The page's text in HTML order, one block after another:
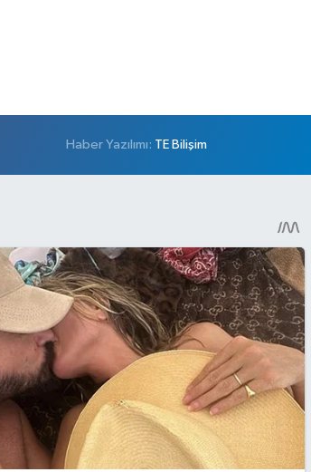
Haber Yazılımı: TE Bilişim